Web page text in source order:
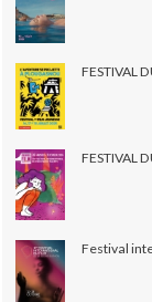
FESTIVAL
FESTIVAL
Festival